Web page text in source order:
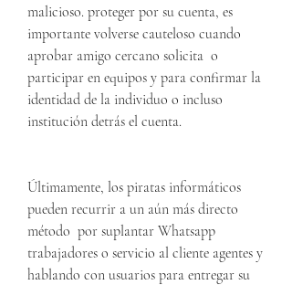
malicioso. proteger por su cuenta, es
importante volverse cauteloso cuando
aprobar amigo cercano solicita  o
participar en equipos y para confirmar la
identidad de la individuo o incluso
institución detrás el cuenta.
Últimamente, los piratas informáticos
pueden recurrir a un aún más directo
método  por suplantar Whatsapp
trabajadores o servicio al cliente agentes y
hablando con usuarios para entregar su